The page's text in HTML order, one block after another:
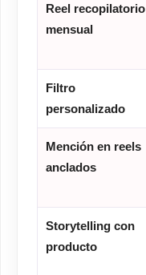
Reel recopilatorio
mensual
Filtro
personalizado
Mención en reels
anclados
Storytelling con
producto